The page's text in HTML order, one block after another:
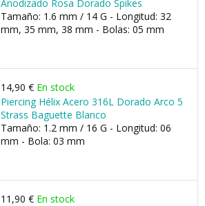
Anodizado Rosa Dorado Spikes
Tamaño: 1.6 mm / 14 G - Longitud: 32
mm, 35 mm, 38 mm - Bolas: 05 mm
14,90 € En stock
Piercing Hélix Acero 316L Dorado Arco 5
Strass Baguette Blanco
Tamaño: 1.2 mm / 16 G - Longitud: 06
mm - Bola: 03 mm
11,90 € En stock